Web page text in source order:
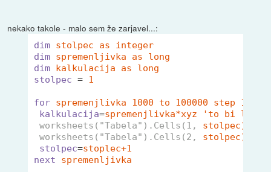
nekako takole - malo sem že zarjavel...:
dim stolpec as integer
dim spremenljivka as long
dim kalkulacija as long
stolpec = 1
for spremenjlivka 1000 to 100000 step 1000
kalkulacija=spremenjlivka*xyz 'to bi
worksheets("Tabela").Cells(1,
worksheets("Tabela").Cells(2,
stolpec=stoplec+1
next
spremenljivka